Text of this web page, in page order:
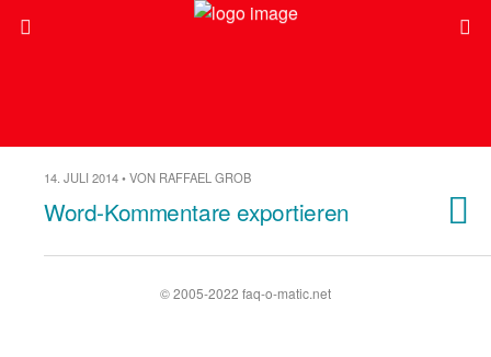
14. JULI 2014 • VON RAFFAEL GROB
Word-Kommentare exportieren
© 2005-2022 faq-o-matic.net